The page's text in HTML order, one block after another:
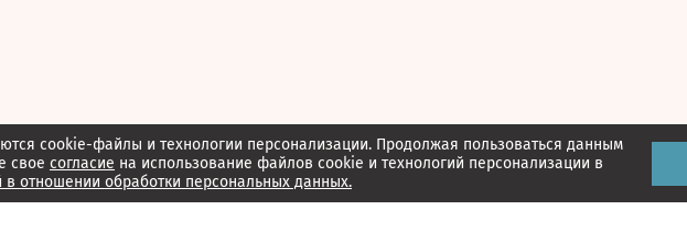
cookie-файлы и технологии персонализации. Продолжая пользоваться данным
свое согласие на использование файлов cookie и технологий персонализации в
в отношении обработки персональных данных.